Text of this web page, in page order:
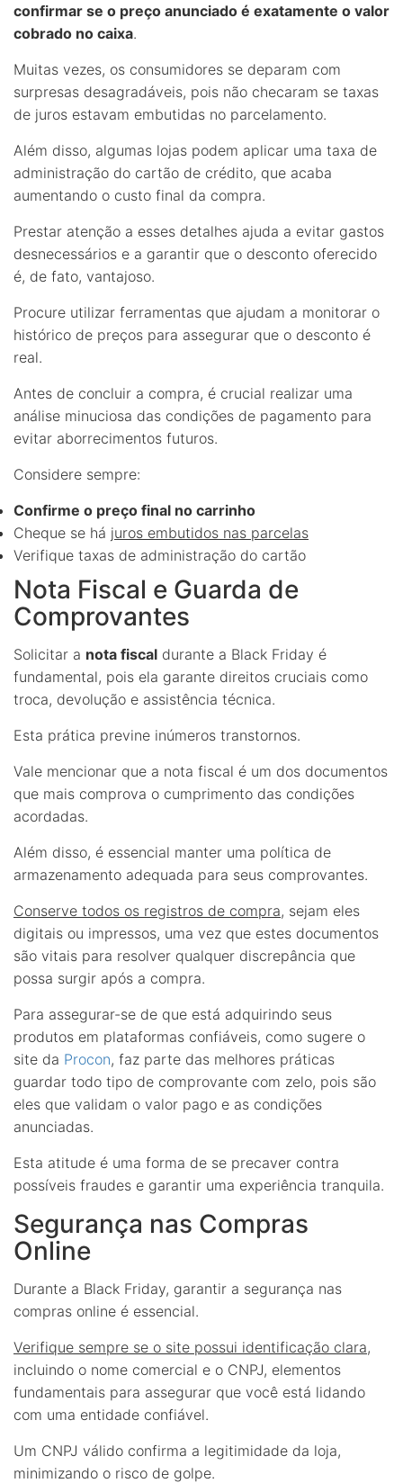
confirmar se o preço anunciado é exatamente o valor
cobrado no caixa.
Muitas vezes, os consumidores se deparam com
surpresas desagradáveis, pois não checaram se taxas
de juros estavam embutidas no parcelamento.
Além disso, algumas lojas podem aplicar uma taxa de
administração do cartão de crédito, que acaba
aumentando o custo final da compra.
Prestar atenção a esses detalhes ajuda a evitar gastos
desnecessários e a garantir que o desconto oferecido
é, de fato, vantajoso.
Procure utilizar ferramentas que ajudam a monitorar o
histórico de preços para assegurar que o desconto é
real.
Antes de concluir a compra, é crucial realizar uma
análise minuciosa das condições de pagamento para
evitar aborrecimentos futuros.
Considere sempre:
Confirme o preço final no carrinho
Cheque se há juros embutidos nas parcelas
Verifique taxas de administração do cartão
Nota Fiscal e Guarda de
Comprovantes
Solicitar a nota fiscal durante a Black Friday é
fundamental, pois ela garante direitos cruciais como
troca, devolução e assistência técnica.
Esta prática previne inúmeros transtornos.
Vale mencionar que a nota fiscal é um dos documentos
que mais comprova o cumprimento das condições
acordadas.
Além disso, é essencial manter uma política de
armazenamento adequada para seus comprovantes.
Conserve todos os registros de compra, sejam eles
digitais ou impressos, uma vez que estes documentos
são vitais para resolver qualquer discrepância que
possa surgir após a compra.
Para assegurar-se de que está adquirindo seus
produtos em plataformas confiáveis, como sugere o
site da Procon, faz parte das melhores práticas
guardar todo tipo de comprovante com zelo, pois são
eles que validam o valor pago e as condições
anunciadas.
Esta atitude é uma forma de se precaver contra
possíveis fraudes e garantir uma experiência tranquila.
Segurança nas Compras
Online
Durante a Black Friday, garantir a segurança nas
compras online é essencial.
Verifique sempre se o site possui identificação clara,
incluindo o nome comercial e o CNPJ, elementos
fundamentais para assegurar que você está lidando
com uma entidade confiável.
Um CNPJ válido confirma a legitimidade da loja,
minimizando o risco de golpe.